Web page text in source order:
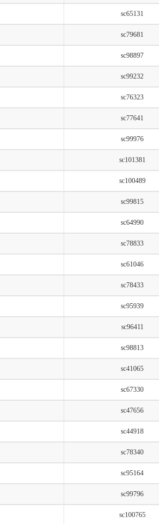
sc65131
sc79681
sc98897
sc99232
sc76323
sc77641
sc99976
sc101381
sc100489
sc99815
sc64990
sc78833
sc61046
sc78433
sc95939
sc96411
sc98813
sc41065
sc67330
sc47656
sc44918
sc78340
sc95164
sc99796
sc100765